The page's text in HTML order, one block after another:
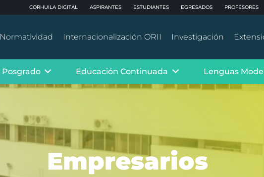
CORHUILA DIGITAL ASPIRANTES ESTUDIANTES EGRESADOS PROFESORES
Normatividad Internacionalización ORII Investigación
Posgrado Educación Continuada Lenguas
Empresarios